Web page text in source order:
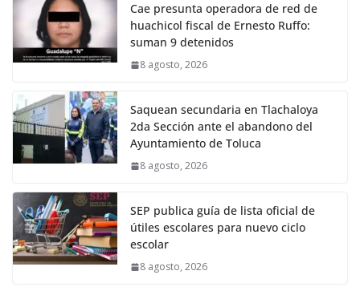
Cae presunta operadora de red de
huachicol fiscal de Ernesto Ruffo:
suman 9 detenidos
8 agosto, 2026
Saquean secundaria en Tlachaloya
2da Sección ante el abandono del
Ayuntamiento de Toluca
8 agosto, 2026
SEP publica guía de lista oficial de
útiles escolares para nuevo ciclo
escolar
8 agosto, 2026